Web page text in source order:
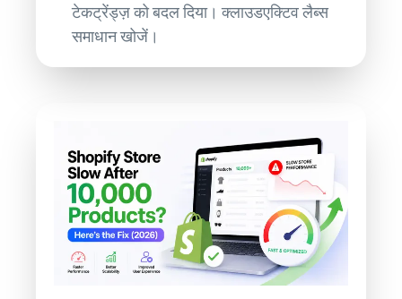
टेकट्रेंड्ज़ को बदल दिया। क्लाउडएक्टिव लैब्स
समाधान खोजें।